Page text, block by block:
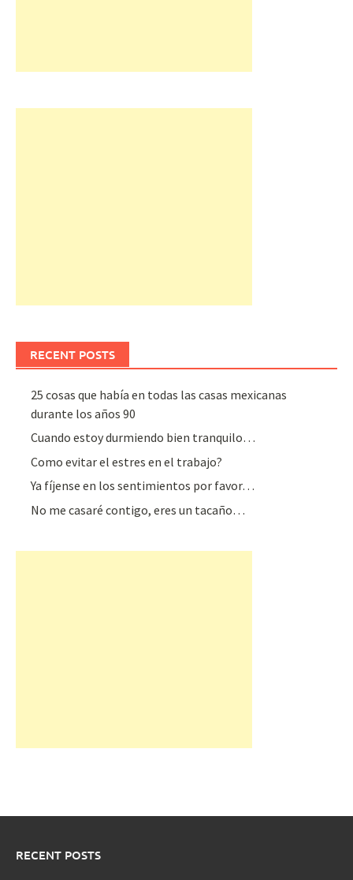
RECENT POSTS
25 cosas que había en todas las casas mexicanas
durante los años 90
Cuando estoy durmiendo bien tranquilo…
Como evitar el estres en el trabajo?
Ya fíjense en los sentimientos por favor…
No me casaré contigo, eres un tacaño…
RECENT POSTS